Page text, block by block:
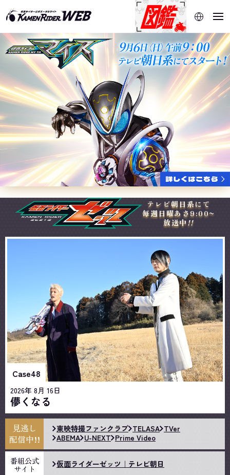
当サイトでは、機械的な自動翻訳サービスを使用していま
す。指定した言語に切り替わらないページは、ブラウザの翻
訳機能をご利用ください。
テレビ朝日系にて
毎週日曜あさ9:00~
放送中!!
Case48
2026年 8月 16日
儚くなる
見逃し
配信中!!
東映特撮ファンクラブ TELASA TVer
ABEMA U-NEXT Prime Video
番組公式
サイト
仮面ライダーゼッツ｜テレビ朝日